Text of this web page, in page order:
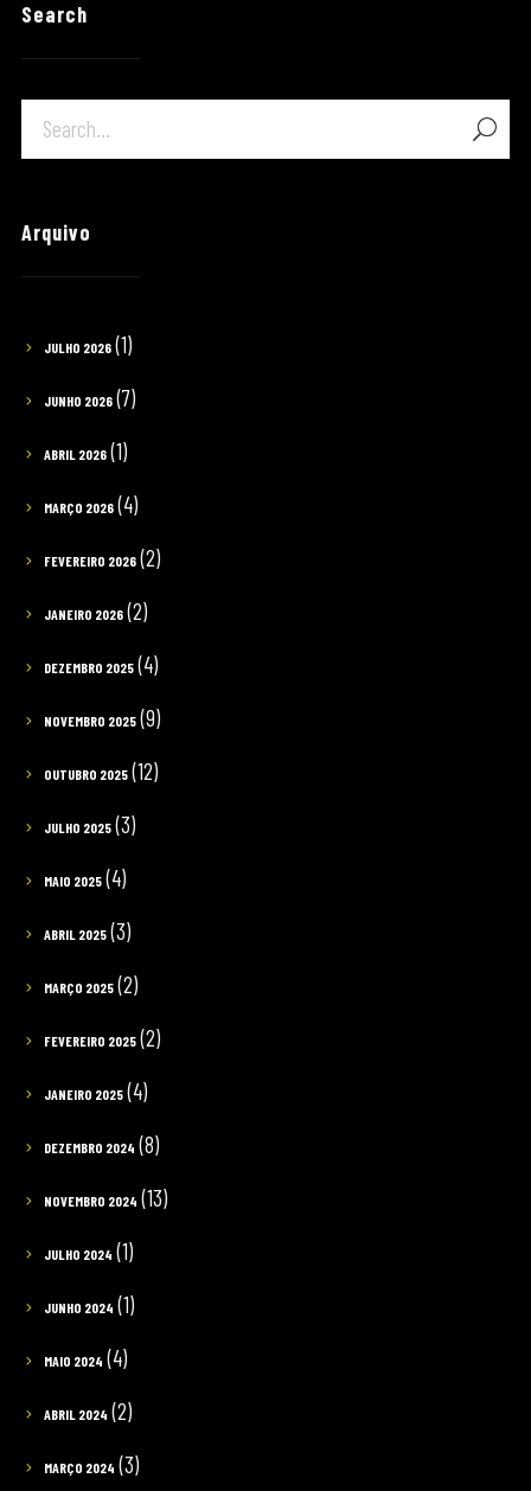
Search
Arquivo
JULHO 2026(1)
JUNHO 2026(7)
ABRIL 2026(1)
MARÇO 2026(4)
FEVEREIRO 2026(2)
JANEIRO 2026(2)
DEZEMBRO 2025(4)
NOVEMBRO 2025(9)
OUTUBRO 2025(12)
JULHO 2025(3)
MAIO 2025(4)
ABRIL 2025(3)
MARÇO 2025(2)
FEVEREIRO 2025(2)
JANEIRO 2025(4)
DEZEMBRO 2024 (8)
NOVEMBRO 2024 (13)
JULHO 2024 (1)
JUNHO 2024 (1)
MAIO 2024 (4)
ABRIL 2024 (2)
MARÇO 2024 (3)